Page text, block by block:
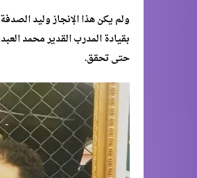
ولم يكن هذا الإنجاز وليد
بقيادة المدرب القدير محمد
حتى تحقق.